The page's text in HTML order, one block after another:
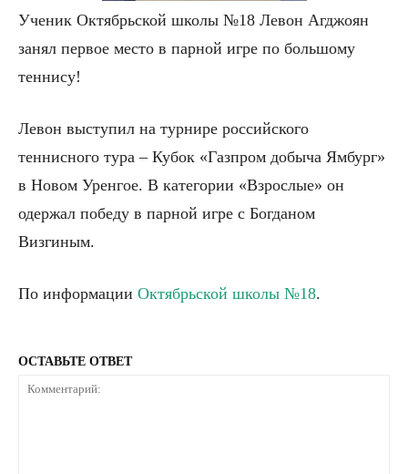
Ученик Октябрьской школы №18 Левон Агджоян
занял первое место в парной игре по большому
теннису!
Левон выступил на турнире российского
теннисного тура – Кубок «Газпром добыча Ямбург»
в Новом Уренгое. В категории «Взрослые» он
одержал победу в парной игре с Богданом
Визгиным.
По информации Октябрьской школы №18.
ОСТАВЬТЕ ОТВЕТ